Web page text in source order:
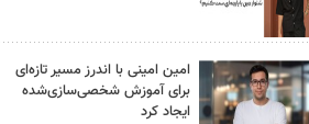
امین امینی با اندرز مسیر تازه‌ای
برای آموزش شخصی‌سازی‌شده
ایجاد کرد